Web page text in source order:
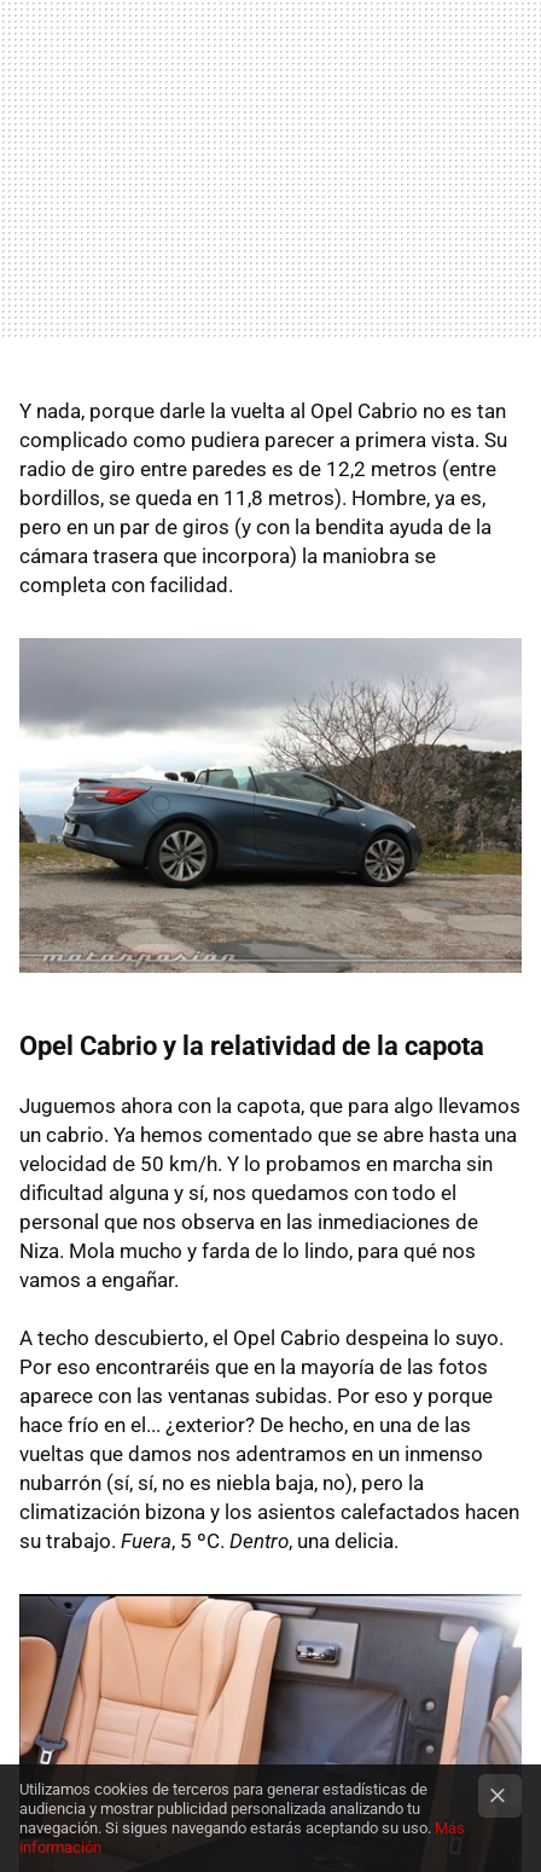
Y nada, porque darle la vuelta al Opel Cabrio no es tan
complicado como pudiera parecer a primera vista. Su
radio de giro entre paredes es de 12,2 metros (entre
bordillos, se queda en 11,8 metros). Hombre, ya es,
pero en un par de giros (y con la bendita ayuda de la
cámara trasera que incorpora) la maniobra se
completa con facilidad.
Opel Cabrio y la relatividad de la capota
Juguemos ahora con la capota, que para algo llevamos
un cabrio. Ya hemos comentado que se abre hasta una
velocidad de 50 km/h. Y lo probamos en marcha sin
dificultad alguna y sí, nos quedamos con todo el
personal que nos observa en las inmediaciones de
Niza. Mola mucho y farda de lo lindo, para qué nos
vamos a engañar.
A techo descubierto, el Opel Cabrio despeina lo suyo.
Por eso encontraréis que en la mayoría de las fotos
aparece con las ventanas subidas. Por eso y porque
hace frío en el... ¿exterior? De hecho, en una de las
vueltas que damos nos adentramos en un inmenso
nubarrón (sí, sí, no es niebla baja, no), pero la
climatización bizona y los asientos calefactados hacen
su trabajo. Fuera, 5 ºC. Dentro, una delicia.
Utilizamos cookies de terceros para generar estadísticas de
audiencia y mostrar publicidad personalizada analizando tu
navegación. Si sigues navegando estarás aceptando su uso. Más
información